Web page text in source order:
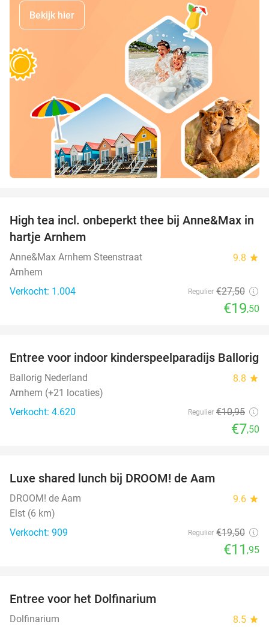
Bekijk hier
29%
High tea incl. onbeperkt thee bij Anne&Max in
hartje Arnhem
Anne&Max Arnhem Steenstraat 9.8 star
Arnhem
Verkocht: 1.004
Regulier €27,50
€19,50
32%
Entree voor indoor kinderspeelparadijs Ballorig
Ballorig Nederland 8.8 star
Arnhem (+21 locaties)
Verkocht: 4.620
Regulier €10,95
€7,50
Luxe shared lunch bij DROOM! de Aam
DROOM! de Aam 9.6 star
Elst (6 km)
Verkocht: 909
Regulier €19,50
€11 ,95
Entree voor het Dolfinarium
Dolfinarium 8.5 star